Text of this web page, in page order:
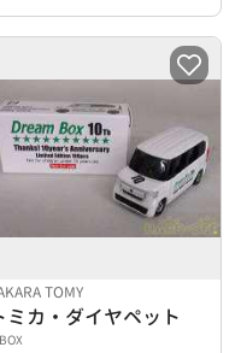
TOMY
ミカ・ダイヤペット